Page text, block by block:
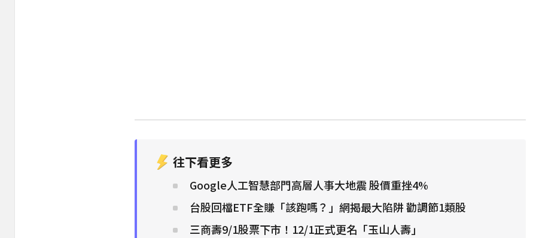
往下看更多
Google人工智慧部門高層人事大地震 股價重挫4%
台股回檔ETF全賺「該跑嗎？」網揭最大陷阱 勸調節1類股
三商壽9/1股票下市！12/1正式更名「玉山人壽」